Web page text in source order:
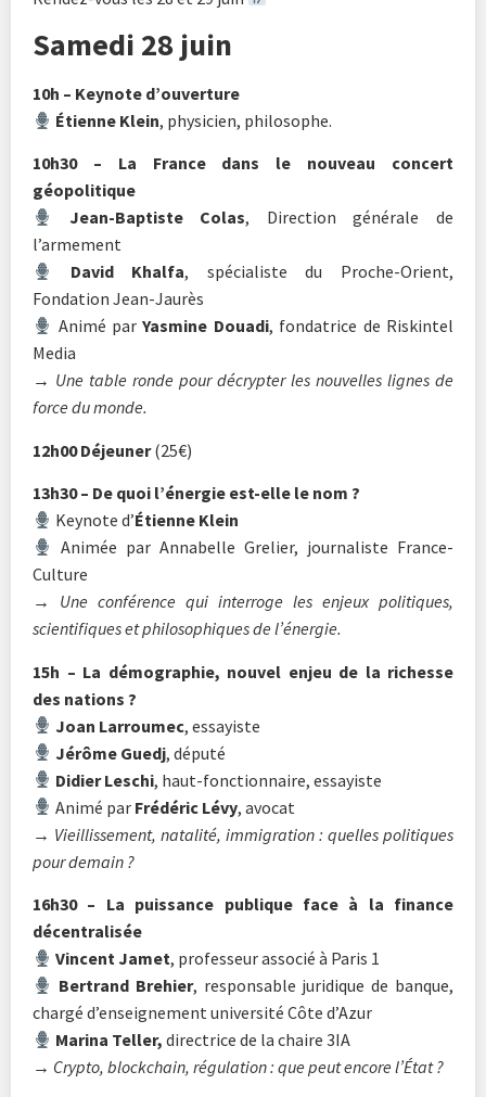
Samedi 28 juin
10h – Keynote d’ouverture
Étienne Klein, physicien, philosophe.
10h30 – La France dans le nouveau concert
géopolitique
Jean-Baptiste Colas, Direction générale de
l’armement
David Khalfa, spécialiste du Proche-Orient,
Fondation Jean-Jaurès
Animé parYasmine Douadi, fondatrice de Riskintel
Media
→ Une table ronde pour décrypter les nouvelles lignes de
force du monde.
12h00 Déjeuner(25€)
13h30 – De quoi l’énergie est-elle le nom ?
Keynote d’Étienne Klein
Animée par Annabelle Grelier, journaliste France-
Culture
→ Une conférence qui interroge les enjeux politiques,
scientifiques et philosophiques de l’énergie.
15h – La démographie, nouvel enjeu de la richesse
des nations ?
Joan Larroumec, essayiste
Jérôme Guedj, député
Didier Leschi, haut-fonctionnaire, essayiste
Animé par Frédéric Lévy, avocat
→ Vieillissement, natalité, immigration : quelles politiques
pour demain ?
16h30 – La puissance publique face à la finance
décentralisée
Vincent Jamet, professeur associé à Paris 1
Bertrand Brehier, responsable juridique de banque,
chargé d’enseignement université Côte d’Azur
Marina Teller,directrice de la chaire 3IA
→ Crypto, blockchain, régulation : que peut encore l’État ?